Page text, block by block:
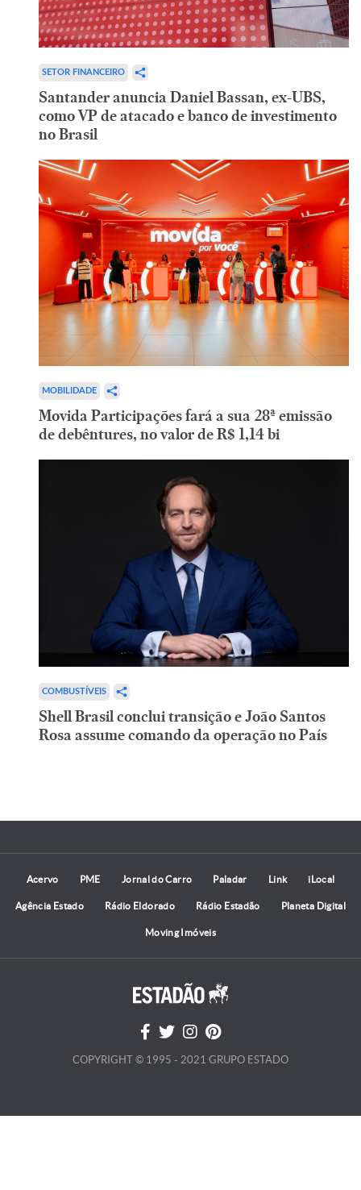
SETOR FINANCEIRO
Santander anuncia Daniel Bassan, ex-UBS,
como VP de atacado e banco de investimento
no Brasil
MOBILIDADE
Movida Participações fará a sua 28ª emissão
de debêntures, no valor de R$ 1,14 bi
COMBUSTÍVEIS
Shell Brasil conclui transição e João Santos
Rosa assume comando da operação no País
Acervo PME Jornal do Carro Paladar Link iLocal
Agência Estado Rádio Eldorado Rádio Estadão Planeta Digital
Moving Imóveis
COPYRIGHT © 1995 - 2021 GRUPO ESTADO